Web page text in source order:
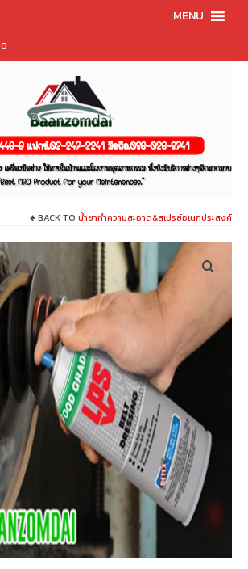
MENU
BACK TO น้ำยาทำความสะอาด&สเปรย์อเนกประสงค์